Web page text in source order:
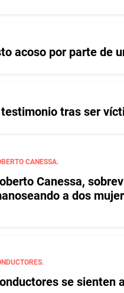
acoso por parte de
tras ser
CANESSA.
Canessa,
a dos
se sienten